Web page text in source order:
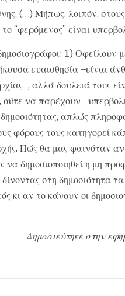
(…) Μήπως, λοιπόν,
“φερόμενος” είναι
1) Οφείλουν
ευαισθησία –είναι
αλλά δουλειά τους
ούτε να παρέχουν
απλώς
φόρους τους κατηγορεί
Πώς θα μας φαινόταν αν
να δημοσιοποιηθεί η μη
στη δημοσιότητα
κι αν το κάνουν οι
Δημοσιεύτηκε στην